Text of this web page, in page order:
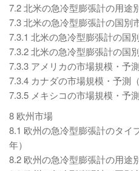
7.2 北米の急冷型膨張計の用途
7.3 北米の急冷型膨張計の国別
7.3.1 北米の急冷型膨張計の国
7.3.2 北米の急冷型膨張計の国
7.3.3 アメリカの市場規模・予
7.3.4 カナダの市場規模・予測
7.3.5 メキシコの市場規模・予
8 欧州市場
8.1 欧州の急冷型膨張計のタイ
年）
8.2 欧州の急冷型膨張計の用途